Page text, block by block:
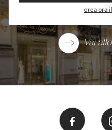
crea ora
Trova
Vai